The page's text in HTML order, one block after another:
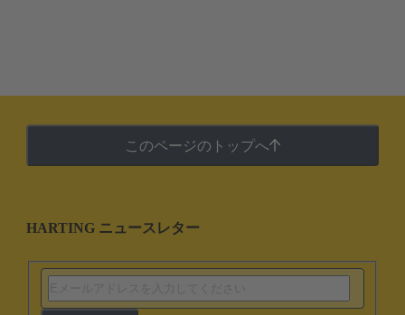
このページのトップへ
HARTING ニュースレター